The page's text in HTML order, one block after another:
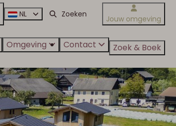
NL Jouw omgeving
Omgeving Contact Zoek & Boek